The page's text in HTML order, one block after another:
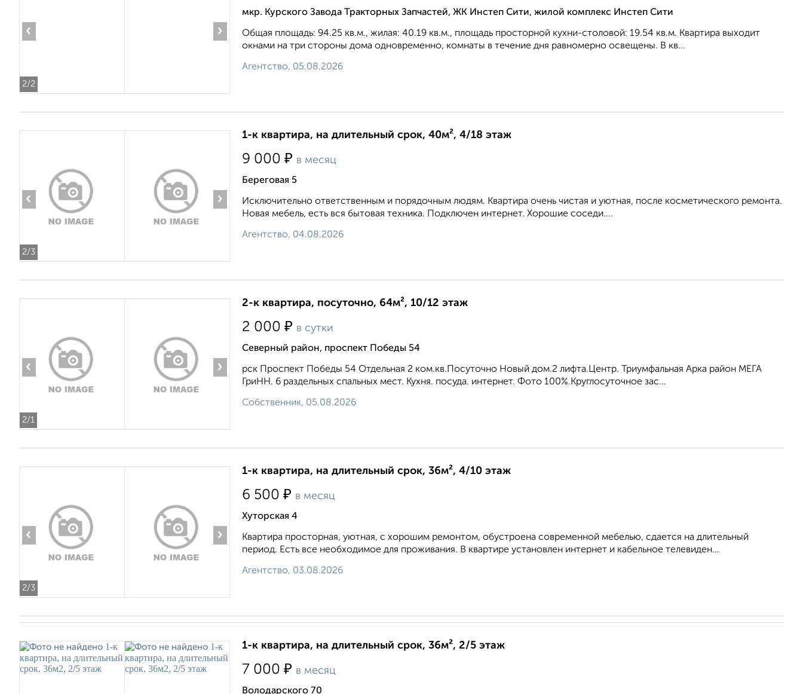
2/2
‹ ›
мкр. Курского Завода Тракторных Запчастей, ЖК Инстеп Сити, жилой комплекс Инстеп Сити
Общая площадь: 94.25 кв.м., жилая: 40.19 кв.м., площадь просторной кухни-столовой: 19.54 кв.м. Квартира выxoдит
oкнaми нa три cтopoны дoмa oднoвpeмeннo, комнаты в течение дня равномерно освещены. В кв...
Агентство, 05.08.2026
2/3
‹ ›
1-к квартира, на длительный срок, 40м², 4/18 этаж
9 000 ₽ в месяц
Береговая 5
Исключительно ответственным и порядочным людям. Квартира очень чистая и уютная, после косметического ремонта.
Новая мебель, есть вся бытовая техника. Подключен интернет. Хорошие соседи....
Агентство, 04.08.2026
2/1
‹ ›
2-к квартира, посуточно, 64м², 10/12 этаж
2 000 ₽ в сутки
Северный район, проспект Победы 54
рск Проспект Победы 54 Отдельная 2 ком.кв.Посуточно Новый дом.2 лифта.Центр. Триумфальная Арка район МЕГА
ГриНН. 6 раздельных спальных мест. Кухня. посуда. интернет. Фото 100%.Круглосуточное зас...
Собственник, 05.08.2026
2/3
‹ ›
1-к квартира, на длительный срок, 36м², 4/10 этаж
6 500 ₽ в месяц
Хуторская 4
Квартира просторная, уютная, с хорошим ремонтом, обустроена современной мебелью, сдается на длительный
период. Есть все необходимое для проживания. В квартире установлен интернет и кабельное телевиден...
Агентство, 03.08.2026
1-к квартира, на длительный срок, 36м², 2/5 этаж
7 000 ₽ в месяц
Володарского 70